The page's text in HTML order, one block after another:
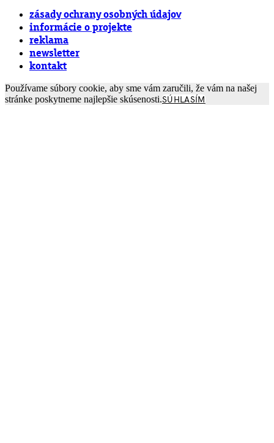
zásady ochrany osobných údajov
informácie o projekte
reklama
newsletter
kontakt
Používame súbory cookie, aby sme vám zaručili, že vám na našej
stránke poskytneme najlepšie skúsenosti.SÚHLASÍM